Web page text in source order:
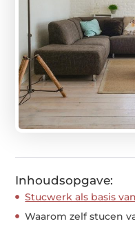
Inhoudsopgave:
Stucwerk als basis
Waarom zelf stucen